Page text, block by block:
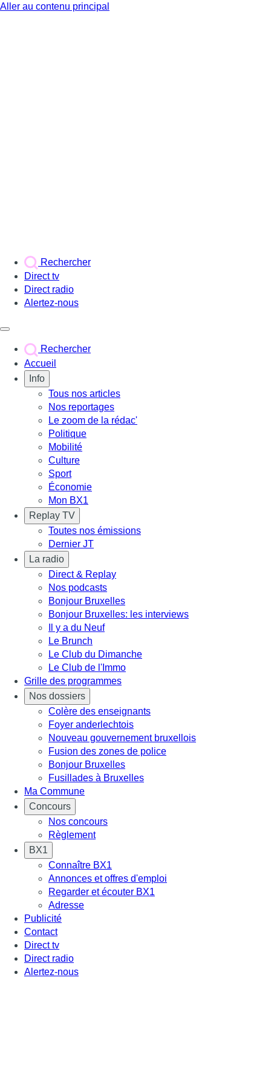
Aller au contenu principal
Rechercher
Direct tv
Direct radio
Alertez-nous
Rechercher
Accueil
Info
Tous nos articles
Nos reportages
Le zoom de la rédac'
Politique
Mobilité
Culture
Sport
Économie
Mon BX1
Replay TV
Toutes nos émissions
Dernier JT
La radio
Direct & Replay
Nos podcasts
Bonjour Bruxelles
Bonjour Bruxelles: les interviews
Il y a du Neuf
Le Brunch
Le Club du Dimanche
Le Club de l'Immo
Grille des programmes
Nos dossiers
Colère des enseignants
Foyer anderlechtois
Nouveau gouvernement bruxellois
Fusion des zones de police
Bonjour Bruxelles
Fusillades à Bruxelles
Ma Commune
Concours
Nos concours
Règlement
BX1
Connaître BX1
Annonces et offres d'emploi
Regarder et écouter BX1
Adresse
Publicité
Contact
Direct tv
Direct radio
Alertez-nous